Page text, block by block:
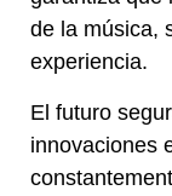
de la música,
experiencia.
El futuro
innovaciones